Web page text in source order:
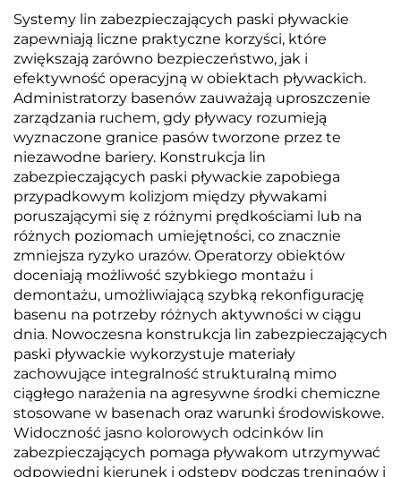
Systemy lin zabezpieczających paski pływackie
zapewniają liczne praktyczne korzyści, które
zwiększają zarówno bezpieczeństwo, jak i
efektywność operacyjną w obiektach pływackich.
Administratorzy basenów zauważają uproszczenie
zarządzania ruchem, gdy pływacy rozumieją
wyznaczone granice pasów tworzone przez te
niezawodne bariery. Konstrukcja lin
zabezpieczających paski pływackie zapobiega
przypadkowym kolizjom między pływakami
poruszającymi się z różnymi prędkościami lub na
różnych poziomach umiejętności, co znacznie
zmniejsza ryzyko urazów. Operatorzy obiektów
doceniają możliwość szybkiego montażu i
demontażu, umożliwiającą szybką rekonfigurację
basenu na potrzeby różnych aktywności w ciągu
dnia. Nowoczesna konstrukcja lin zabezpieczających
paski pływackie wykorzystuje materiały
zachowujące integralność strukturalną mimo
ciągłego narażenia na agresywne środki chemiczne
stosowane w basenach oraz warunki środowiskowe.
Widoczność jasno kolorowych odcinków lin
zabezpieczających pomaga pływakom utrzymywać
odpowiedni kierunek i odstępy podczas treningów i